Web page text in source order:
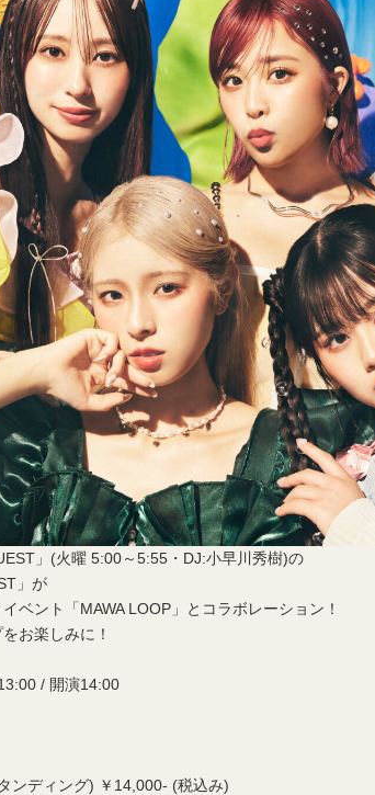
」(火曜 5:00～5:55・DJ:小早川秀樹)の
」が
ベント「MAWA LOOP」とコラボレーション！
お楽しみに！
/ 開演14:00
ンディング) ￥14,000- (税込み)